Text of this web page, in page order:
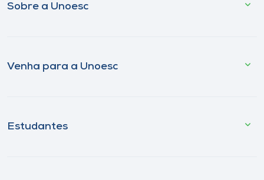
Sobre a Unoesc
Venha para a Unoesc
Estudantes